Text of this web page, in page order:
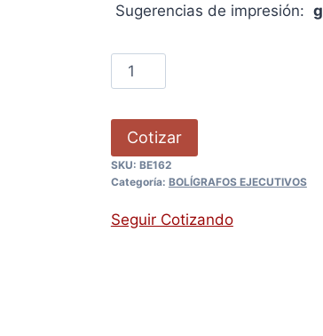
Sugerencias de impresión:
Cotizar
SKU: BE162
Categoría: BOLÍGRAFOS EJECUTIVOS
Seguir Cotizando